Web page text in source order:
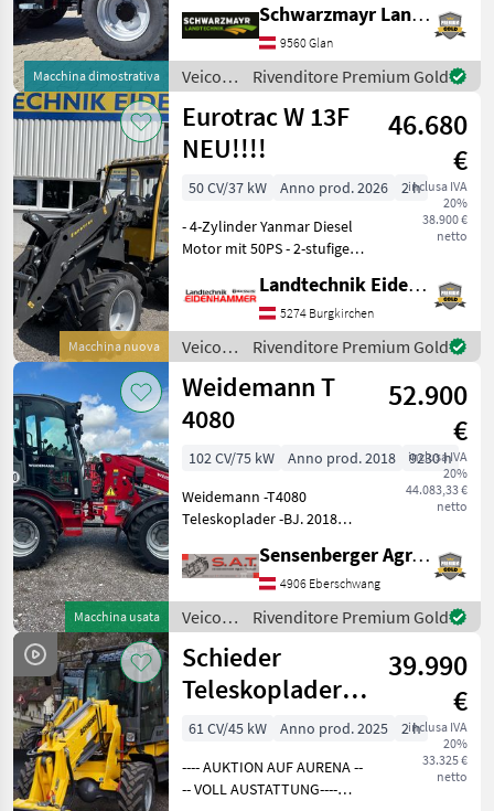
Macchina dimostrativa
der Maschine - mit Hubkraft
ohne Zusatzgewicht
ca.2.800kg - mit Motorentyp
Kubota V3307-C
Schwarzmayr Landtechnik GmbH - Glan
9560 Glan
Veicoli
agricoli
a
motore
/ Giant
Rivenditore Premium Gold
Macchina nuova
Eurotrac W 13F
NEU!!!!
46.680
€
inclusa IVA
20%
38.900 €
netto
50 CV/37 kW Anno prod. 2026
2 h
- 4-Zylinder Yanmar Diesel
Motor mit 50PS - 2-stufiger
Allradantrieb -
Planetenachsen -
Differentialsperre
Zuschaltbar - hydraulische
Geräteverri
Landtechnik Eidenhammer GmbH
5274 Burgkirchen
Veicoli
agricoli
a
motore
Eurotrac
Rivenditore Premium Gold
Macchina usata
Weidemann T
4080
52.900
€
inclusa IVA
20%
44.083,33 €
netto
102 CV/75 kW Anno prod. 2018
9230 h
Weidemann -T4080
Teleskoplader -BJ. 2018
im Innenraum einer Halle
gefahren -Motor Perkins
904J-E36TA -Abgasstufe V -
Abgasnachbehandlu
Sensenberger Agrar-Technik
4906 Eberschwang
Veicoli
agricoli
a
motore
/
Weidemann
Rivenditore Premium Gold
Schieder
Teleskoplader
816T
AUF LAGER
39.990
€
inclusa IVA
20%
33.325 €
netto
61 CV/45 kW Anno prod. 2025
2 h
---- AUKTION AUF AURENA --
-- VOLL AUSTATTUNG----